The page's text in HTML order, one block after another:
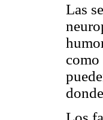
Las
como